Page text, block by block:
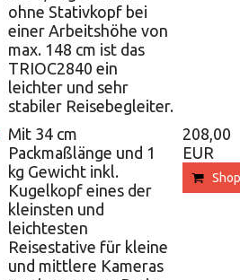
ohne Stativkopf bei
einer Arbeitshöhe von
max. 148 cm ist das
TRIOC2840 ein
leichter und sehr
stabiler Reisebegleiter.
Mit 34 cm
Packmaßlänge und 1
kg Gewicht inkl.
Kugelkopf eines der
kleinsten und
leichtesten
Reisestative für kleine
und mittlere Kameras
208,00
EUR
Shop